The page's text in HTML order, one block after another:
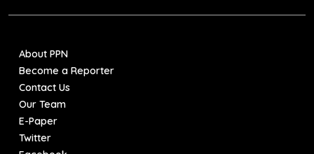
About PPN
Become a Reporter
Contact Us
Our Team
E-Paper
Twitter